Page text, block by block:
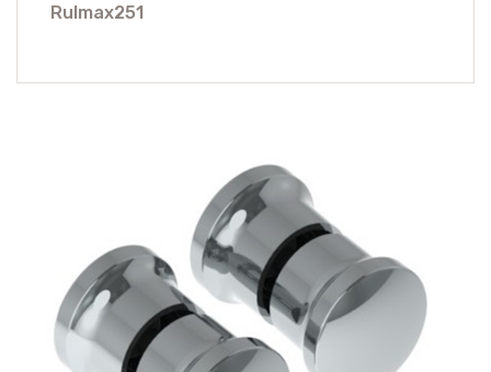
Rulmax251